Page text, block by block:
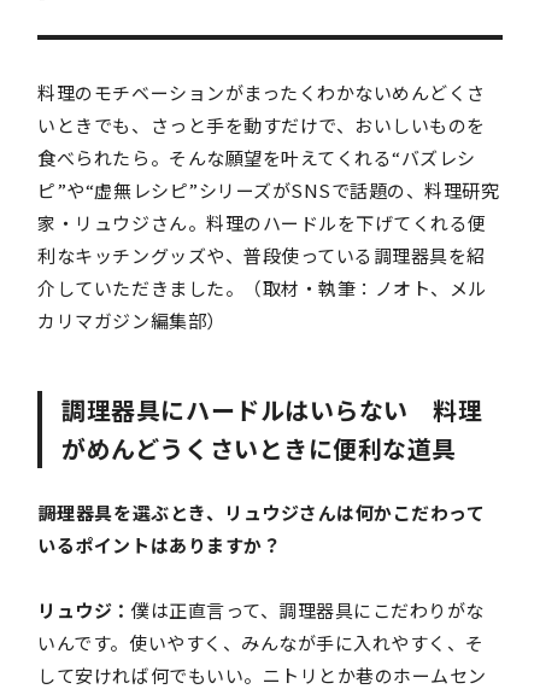
料理のモチベーションがまったくわかないめんどくさ
いときでも、さっと手を動すだけで、おいしいものを
食べられたら。そんな願望を叶えてくれる“バズレシ
ピ”や“虚無レシピ”シリーズがSNSで話題の、料理研究
家・リュウジさん。料理のハードルを下げてくれる便
利なキッチングッズや、普段使っている調理器具を紹
介していただきました。（取材・執筆：ノオト、メル
カリマガジン編集部）
調理器具にハードルはいらない 料理
がめんどうくさいときに便利な道具
――調理器具を選ぶとき、リュウジさんは何かこだわって
いるポイントはありますか？
リュウジ： 僕は正直言って、調理器具にこだわりがな
いんです。使いやすく、みんなが手に入れやすく、そ
して安ければ何でもいい。ニトリとか巷のホームセン